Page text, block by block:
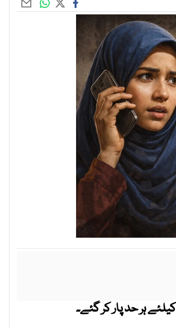
ہر حد پار کر گئے۔